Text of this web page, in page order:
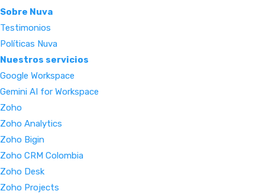
Sobre Nuva
Testimonios
Políticas Nuva
Nuestros servicios
Google Workspace
Gemini AI for Workspace
Zoho
Zoho Analytics
Zoho Bigin
Zoho CRM Colombia
Zoho Desk
Zoho Projects